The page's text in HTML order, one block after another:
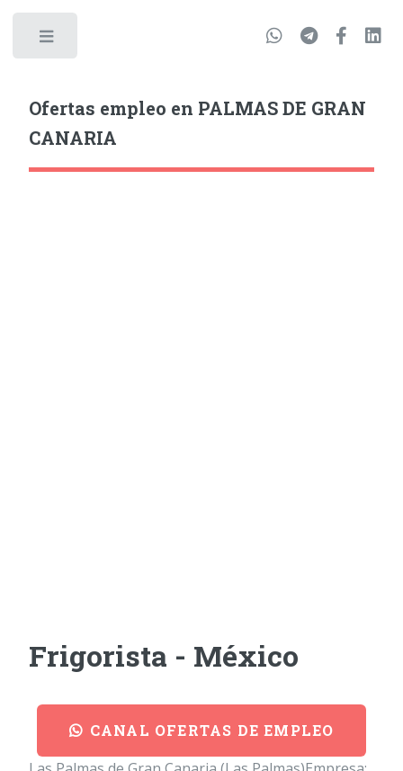
Ofertas empleo en PALMAS DE GRAN
CANARIA
Frigorista - México
CANAL OFERTAS DE EMPLEO